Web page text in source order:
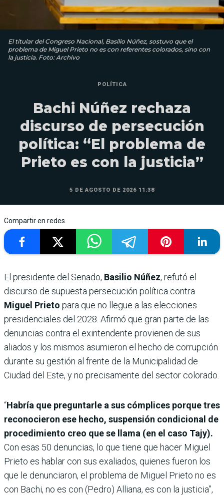
El titular del Congreso Nacional, Basilio Núñez, sostuvo que el
problema de Miguel Prieto no es con referentes colorados, sino con
la justicia. Foto: Archivo
POLÍTICA
Bachi Núñez rechaza
discurso de persecución
política: “El problema de
Prieto es con la justicia”
5 DE AGOSTO DE 2026 11:38
Compartir en redes
El presidente del Senado, Basilio Núñez, refutó el
discurso de supuesta persecución política contra
Miguel Prieto para que no llegue a las elecciones
presidenciales del 2028. Afirmó que gran parte de las
denuncias contra el exintendente provienen de sus
aliados y los mismos asumieron el hecho de corrupción
durante su gestión al frente de la Municipalidad de
Ciudad del Este, y no precisamente del sector colorado.
“Habría que preguntarle a sus cómplices porque tres
reconocieron ese hecho, suspensión condicional de
procedimiento creo que se llama (en el caso Tajy).
Con esas 50 denuncias, lo que tiene que hacer Miguel
Prieto es hablar con sus exaliados, quienes fueron los
que le denunciaron, el problema de Miguel Prieto no es
con Bachi, no es con (Pedro) Alliana, es con la justicia”,